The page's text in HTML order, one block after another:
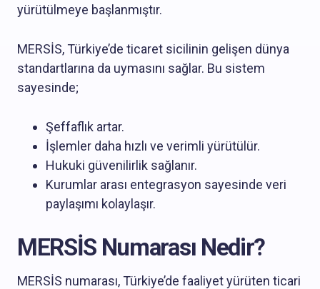
yürütülmeye başlanmıştır.
MERSİS, Türkiye’de ticaret sicilinin gelişen dünya
standartlarına da uymasını sağlar. Bu sistem
sayesinde;
Şeffaflık artar.
İşlemler daha hızlı ve verimli yürütülür.
Hukuki güvenilirlik sağlanır.
Kurumlar arası entegrasyon sayesinde veri
paylaşımı kolaylaşır.
MERSİS Numarası Nedir?
MERSİS numarası, Türkiye’de faaliyet yürüten ticari